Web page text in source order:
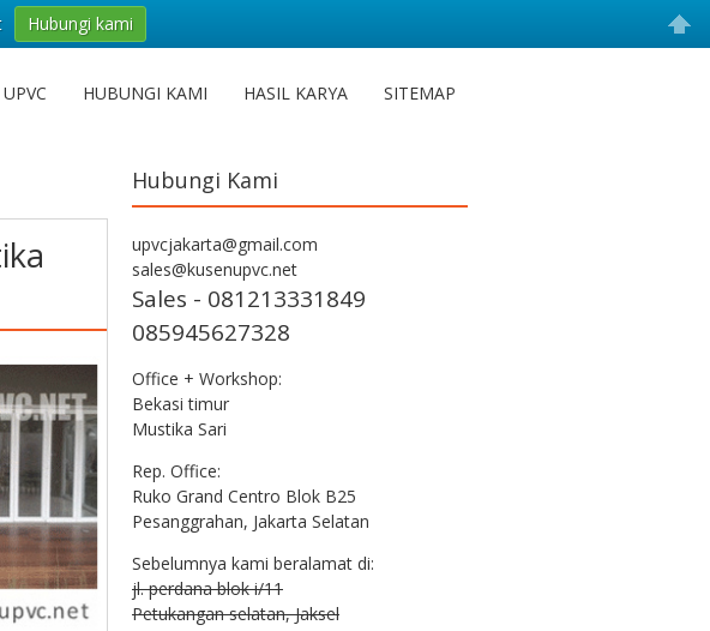
HUBUNGI KAMI HASIL KARYA SITEMAP
Hubungi Kami
upvcjakarta@gmail.com
sales@kusenupvc.net
Sales - 081213331849
085945627328
Office + Workshop:
Bekasi timur
Mustika Sari
Rep. Office:
Ruko Grand Centro Blok B25
Pesanggrahan, Jakarta Selatan
Sebelumnya kami beralamat di:
jl. perdana blok i/11
Petukangan selatan, Jaksel
Hubungi kami